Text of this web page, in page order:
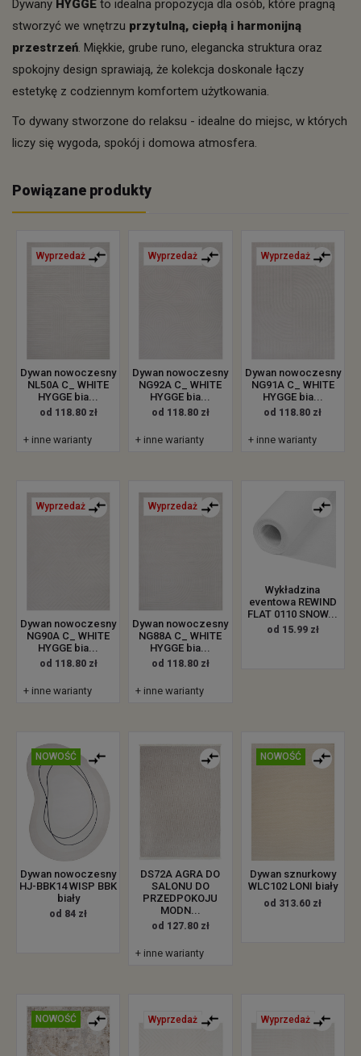
Dywany HYGGE to idealna propozycja dla osób, które pragną
stworzyć we wnętrzu przytulną, ciepłą i harmonijną
przestrzeń. Miękkie, grube runo, elegancka struktura oraz
spokojny design sprawiają, że kolekcja doskonale łączy
estetykę z codziennym komfortem użytkowania.
To dywany stworzone do relaksu - idealne do miejsc, w których
liczy się wygoda, spokój i domowa atmosfera.
Powiązane produkty
Wyprzedaż
Dywan nowoczesny
NL50A C_ WHITE
HYGGE bia...
od 118.80 zł
+ inne warianty
Wyprzedaż
Dywan nowoczesny
NG92A C_ WHITE
HYGGE bia...
od 118.80 zł
+ inne warianty
Wyprzedaż
Dywan nowoczesny
NG91A C_ WHITE
HYGGE bia...
od 118.80 zł
+ inne warianty
Wyprzedaż
Dywan nowoczesny
NG90A C_ WHITE
HYGGE bia...
od 118.80 zł
+ inne warianty
Wyprzedaż
Dywan nowoczesny
NG88A C_ WHITE
HYGGE bia...
od 118.80 zł
+ inne warianty
Wykładzina
eventowa REWIND
FLAT 0110 SNOW...
od 15.99 zł
NOWOŚĆ
Dywan nowoczesny
HJ-BBK14 WISP BBK
biały
od 84 zł
DS72A AGRA DO
SALONU DO
PRZEDPOKOJU
MODN...
od 127.80 zł
+ inne warianty
NOWOŚĆ
Dywan sznurkowy
WLC102 LONI biały
od 313.60 zł
NOWOŚĆ Wyprzedaż Wyprzedaż